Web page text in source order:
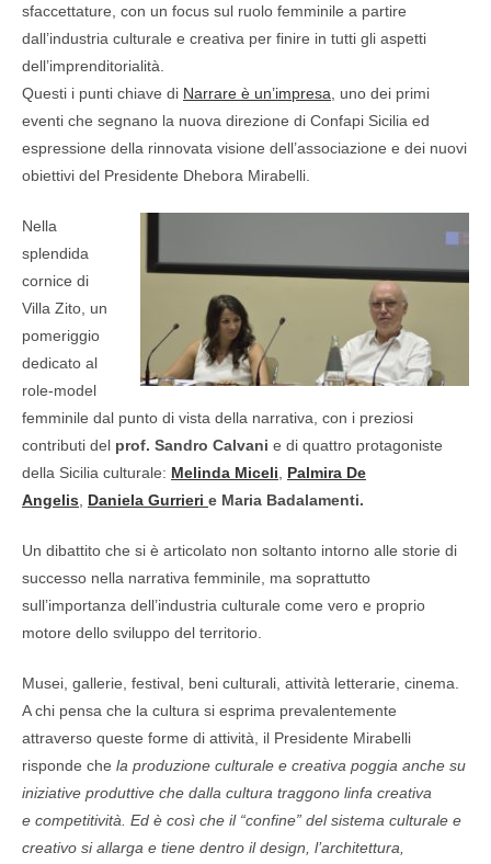
sfaccettature, con un focus sul ruolo femminile a partire
dall’industria culturale e creativa per finire in tutti gli aspetti
dell’imprenditorialità.
Questi i punti chiave di Narrare è un’impresa , uno dei primi
eventi che segnano la nuova direzione di Confapi Sicilia ed
espressione della rinnovata visione dell’associazione e dei nuovi
obiettivi del Presidente Dhebora Mirabelli.
Nella
splendida
cornice di
Villa Zito, un
pomeriggio
dedicato al
role-model
femminile dal punto di vista della narrativa, con i preziosi
contributi del prof. Sandro Calvani e di quattro protagoniste
della Sicilia culturale: Melinda Miceli
Palmira De
Angelis
Daniela Gurrieri e Maria Badalamenti.
Un dibattito che si è articolato non soltanto intorno alle storie di
successo nella narrativa femminile, ma soprattutto
sull’importanza dell’industria culturale come vero e proprio
motore dello sviluppo del territorio.
Musei, gallerie, festival, beni culturali, attività letterarie, cinema.
A chi pensa che la cultura si esprima prevalentemente
attraverso queste forme di attività, il Presidente Mirabelli
risponde che la produzione culturale e creativa poggia anche su
iniziative produttive che dalla cultura traggono linfa creativa
e competitività. Ed è così che il “confine” del sistema culturale e
creativo si allarga e tiene dentro il design, l’architettura,